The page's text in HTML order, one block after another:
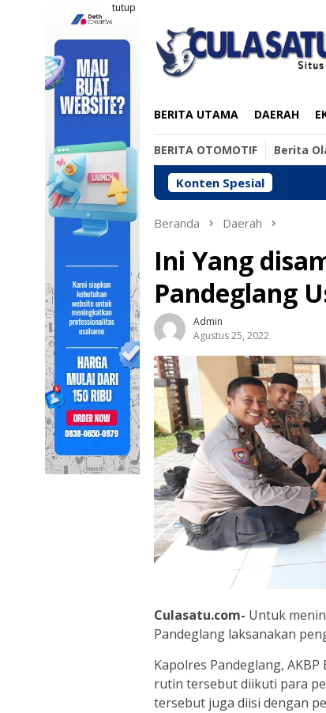
tutup
BERITA UTAMA DAERAH
BERITA OTOMOTIF Berita
Konten Spesial
Beranda Daerah
Ini Yang
Pandeglang
Admin
Agustus 25, 2022
Culasatu.com- Untuk
Pandeglang laksanakan
Kapolres Pandeglang,
rutin tersebut diikuti para
tersebut juga diisi dengan